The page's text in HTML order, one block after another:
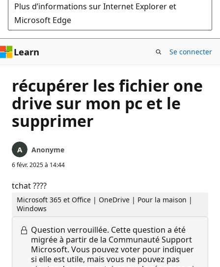
Plus d’informations sur Internet Explorer et
Microsoft Edge
Learn Se connecter
récupérer les fichier one
drive sur mon pc et le
supprimer
Anonyme
6 févr. 2025 à 14:44
tchat ????
Microsoft 365 et Office | OneDrive | Pour la maison |
Windows
Question verrouillée. Cette question a été
migrée à partir de la Communauté Support
Microsoft. Vous pouvez voter pour indiquer
si elle est utile, mais vous ne pouvez pas